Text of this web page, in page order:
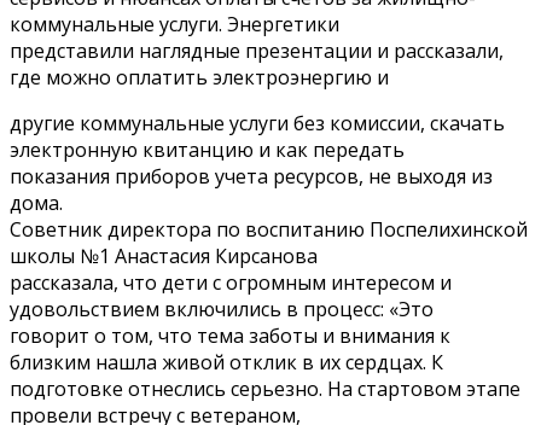
коммунальные услуги. Энергетики
представили наглядные презентации и рассказали,
где можно оплатить электроэнергию и
другие коммунальные услуги без комиссии, скачать
электронную квитанцию и как передать
показания приборов учета ресурсов, не выходя из
дома.
Советник директора по воспитанию Поспелихинской
школы №1 Анастасия Кирсанова
рассказала, что дети с огромным интересом и
удовольствием включились в процесс: «Это
говорит о том, что тема заботы и внимания к
близким нашла живой отклик в их сердцах. К
подготовке отнеслись серьезно. На стартовом этапе
провели встречу с ветераном,